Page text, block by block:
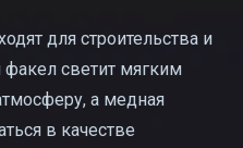
для строительства и
светит мягким
а медная
в качестве